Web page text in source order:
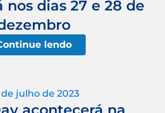
nos dias 27 e 28 de
lendo
de julho de 2023
acontecerá na